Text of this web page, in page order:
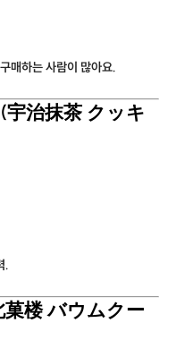
매하는 사람이 많아요.
(宇治抹茶 クッキ
.
菓楼 バウムクー